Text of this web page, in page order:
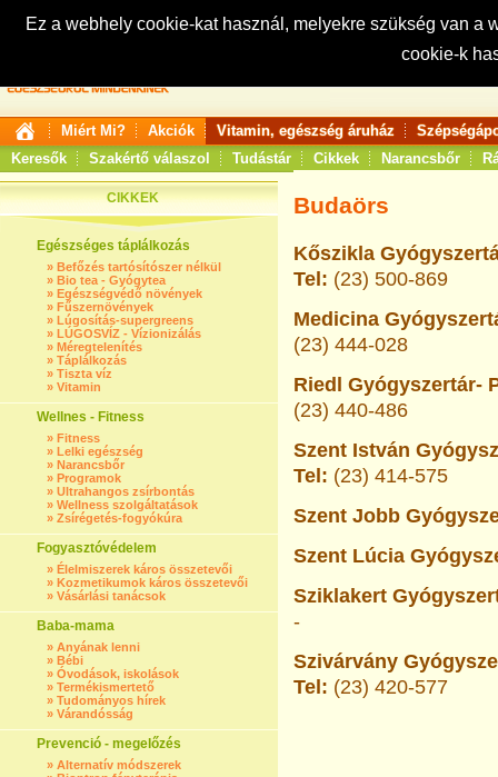
Ez a webhely cookie-kat használ, melyekre szükség van
cookie-k
Keresés:
Miért Mi? Akciók Vitamin, egészség áruház
Keresők
Szakértő válaszol Tudástár Cikkek Narancsbőr
CIKKEK
Egészséges táplálkozás
» Befőzés tartósítószer nélkül
» Bio tea - Gyógytea
» Egészségvédő növények
» Fűszernövények
» Lúgosítás-supergreens
» LÚGOSVÍZ - Vízionizálás
» Méregtelenítés
» Táplálkozás
» Tiszta víz
» Vitamin
Wellnes - Fitness
» Fitness
» Lelki egészség
» Narancsbőr
» Programok
» Ultrahangos zsírbontás
» Wellness szolgáltatások
» Zsírégetés-fogyókúra
Fogyasztóvédelem
» Élelmiszerek káros összetevői
» Kozmetikumok káros összetevői
» Vásárlási tanácsok
Baba-mama
» Anyának lenni
» Bébi
» Óvodások, iskolások
» Termékismertető
» Tudományos hírek
» Várandósság
Prevenció - megelőzés
» Alternatív módszerek
Budaörs
Kőszikla
Tel: (23) 500-869
Medicina
(23) 444-028
Riedl Gyógyszertár-
(23) 440-486
Szent István
Tel: (23) 414-575
Szent Jobb
Szent Lúcia
Sziklakert
-
Szivárvány
Tel: (23) 420-577